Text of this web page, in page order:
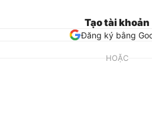
Tạo tài khoản
Đăng ký bằng
HOẶC